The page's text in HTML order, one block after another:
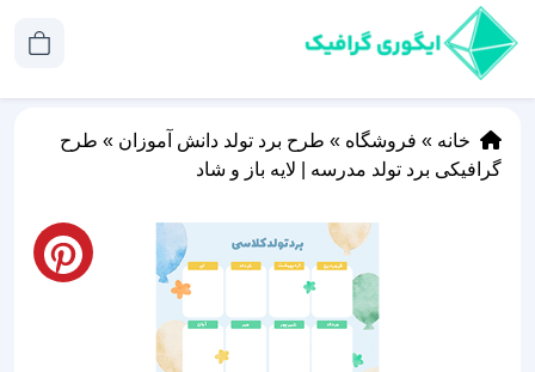
خانه » فروشگاه » طرح برد تولد دانش آموزان » طرح‌
گرافیکی برد تولد مدرسه | لایه باز و شاد